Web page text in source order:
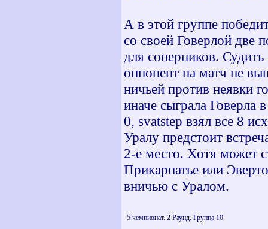
А в этой группе
со своей Говерлой две
для соперников.
оппонент на матч не
ничьей против неявки
иначе сыграла
0, svatstep взял все 8
Уралу предстоит
2-е место. Хотя может
Прикарпатье или
вничью с Уралом.
5 чемпионат. 2 Раунд. Группа 10